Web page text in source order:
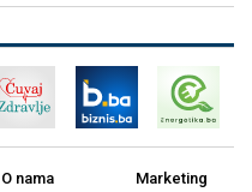
O nama Marketing